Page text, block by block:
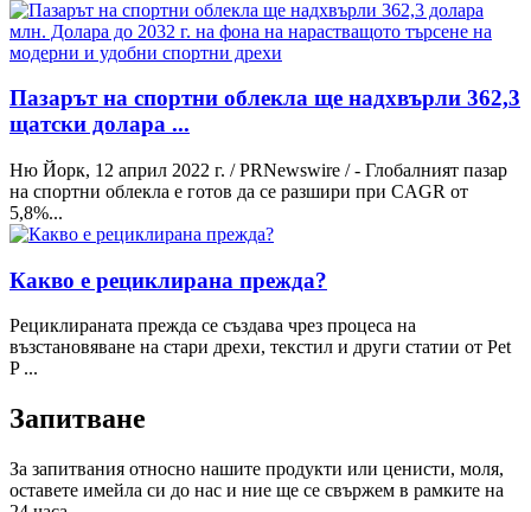
Пазарът на спортни облекла ще надхвърли 362,3
щатски долара ...
Ню Йорк, 12 април 2022 г. / PRNewswire / - Глобалният пазар
на спортни облекла е готов да се разшири при CAGR от
5,8%...
Какво е рециклирана прежда?
Рециклираната прежда се създава чрез процеса на
възстановяване на стари дрехи, текстил и други статии от Pet
P ...
Запитване
За запитвания относно нашите продукти или ценисти, моля,
оставете имейла си до нас и ние ще се свържем в рамките на